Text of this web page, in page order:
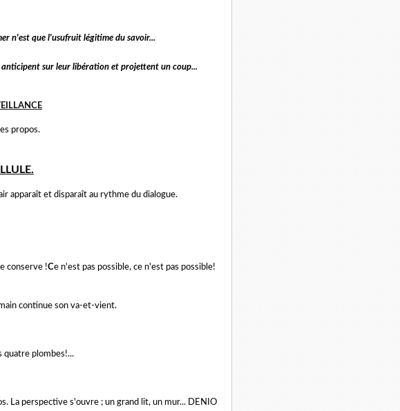
n'est que l'usufruit légitime du savoir...
sur leur libération et projettent un coup...
propos.
apparaît et disparaît au rythme du dialogue.
conserve !Ce n'est pas possible, ce n'est pas possible!
continue son va-et-vient.
quatre plombes!...
La perspective s'ouvre ; un grand lit, un mur... DENIO